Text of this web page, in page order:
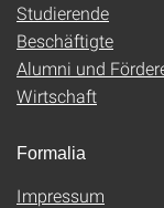
Studierende
Beschäftigte
Alumni und
Wirtschaft
Formalia
Impressum